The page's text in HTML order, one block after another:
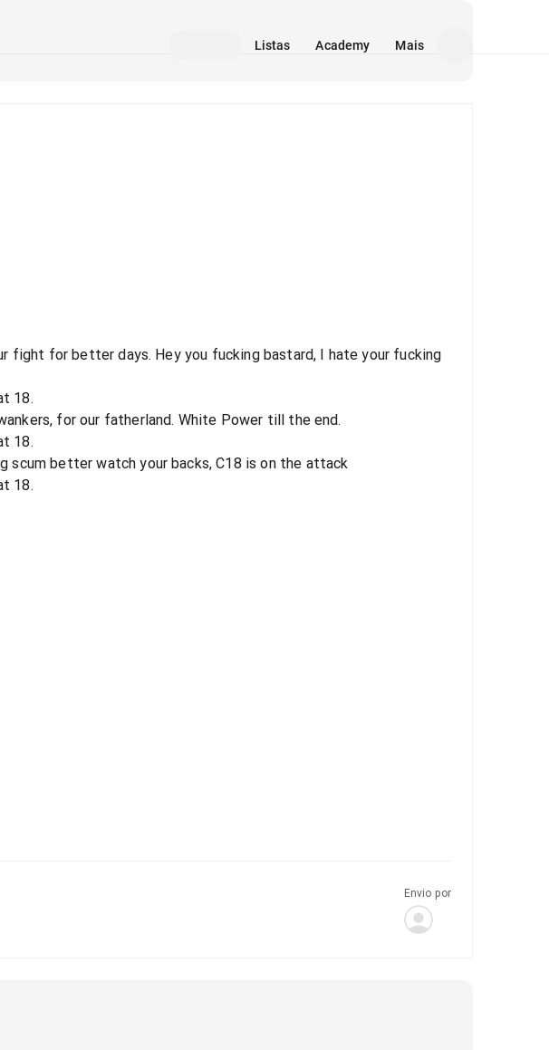
Listas Academy Mais
fight for better days. Hey you fucking bastard, I hate your fucking
18.
for our fatherland. White Power till the end.
18.
scum better watch your backs, C18 is on the attack
18.
Envio por